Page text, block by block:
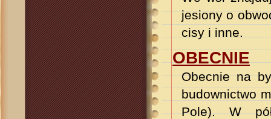
jesiony o
cisy i inne.
OBECNIE
Obecnie na
budownictwo
Pole).
W